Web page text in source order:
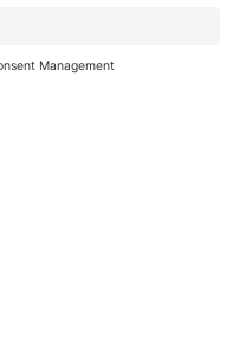
innovativi per
di coerenza e gli